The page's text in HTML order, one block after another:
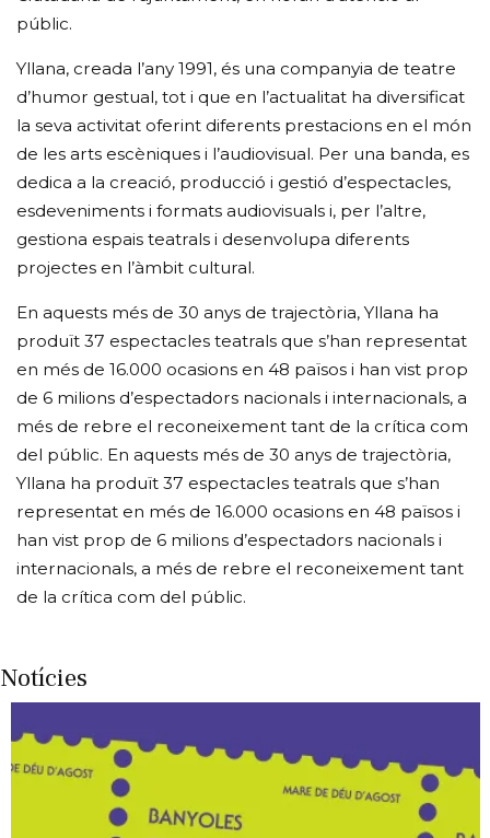
públic.
Yllana, creada l’any 1991, és una companyia de teatre
d’humor gestual, tot i que en l’actualitat ha diversificat
la seva activitat oferint diferents prestacions en el món
de les arts escèniques i l’audiovisual. Per una banda, es
dedica a la creació, producció i gestió d’espectacles,
esdeveniments i formats audiovisuals i, per l’altre,
gestiona espais teatrals i desenvolupa diferents
projectes en l’àmbit cultural.
En aquests més de 30 anys de trajectòria, Yllana ha
produït 37 espectacles teatrals que s’han representat
en més de 16.000 ocasions en 48 països i han vist prop
de 6 milions d’espectadors nacionals i internacionals, a
més de rebre el reconeixement tant de la crítica com
del públic. En aquests més de 30 anys de trajectòria,
Yllana ha produït 37 espectacles teatrals que s’han
representat en més de 16.000 ocasions en 48 països i
han vist prop de 6 milions d’espectadors nacionals i
internacionals, a més de rebre el reconeixement tant
de la crítica com del públic.
Notícies